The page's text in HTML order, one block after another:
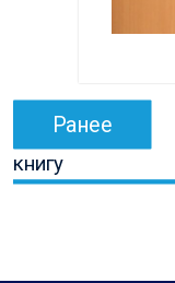
Навигация
записям
Ранее
книгу